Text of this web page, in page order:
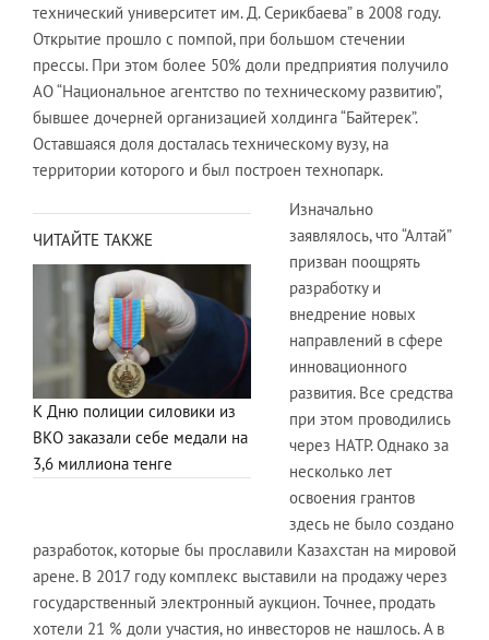
технический университет им. Д. Серикбаева” в 2008 году.
Открытие прошло с помпой, при большом стечении
прессы. При этом более 50% доли предприятия получило
АО “Национальное агентство по техническому развитию”,
бывшее дочерней организацией холдинга “Байтерек”.
Оставшаяся доля досталась техническому вузу, на
территории которого и был построен технопарк.
ЧИТАЙТЕ ТАКЖЕ
К Дню полиции силовики из
ВКО заказали себе медали на
3,6 миллиона тенге
Изначально
заявлялось, что “Алтай”
призван поощрять
разработку и
внедрение новых
направлений в сфере
инновационного
развития. Все средства
при этом проводились
через НАТР. Однако за
несколько лет
освоения грантов
здесь не было создано
разработок, которые бы прославили Казахстан на мировой
арене. В 2017 году комплекс выставили на продажу через
государственный электронный аукцион. Точнее, продать
хотели 21 % доли участия, но инвесторов не нашлось. А в